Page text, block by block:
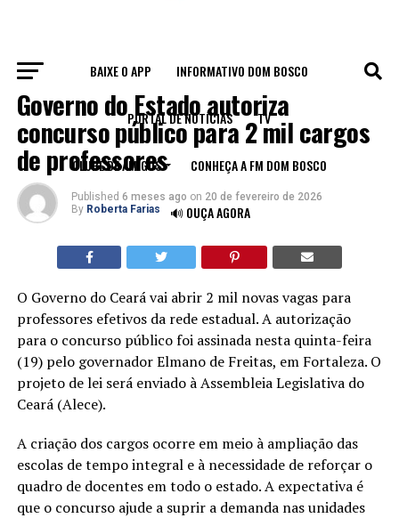
BAIXE O APP INFORMATIVO DOM BOSCO
PORTAL DE NOTÍCIAS TV
CLUBE DE AMIGOS CONHEÇA A FM DOM BOSCO
🔊 OUÇA AGORA
EDUCAÇÃO
Governo do Estado autoriza
concurso público para 2 mil cargos
de professores
Published 6 meses ago on 20 de fevereiro de 2026
By Roberta Farias
O Governo do Ceará vai abrir 2 mil novas vagas para
professores efetivos da rede estadual. A autorização
para o concurso público foi assinada nesta quinta-feira
(19) pelo governador Elmano de Freitas, em Fortaleza. O
projeto de lei será enviado à Assembleia Legislativa do
Ceará (Alece).
A criação dos cargos ocorre em meio à ampliação das
escolas de tempo integral e à necessidade de reforçar o
quadro de docentes em todo o estado. A expectativa é
que o concurso ajude a suprir a demanda nas unidades